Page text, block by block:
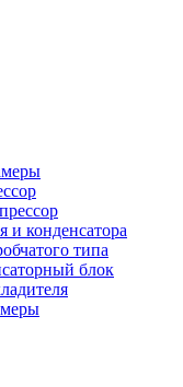
и конденсатора
типа
блок